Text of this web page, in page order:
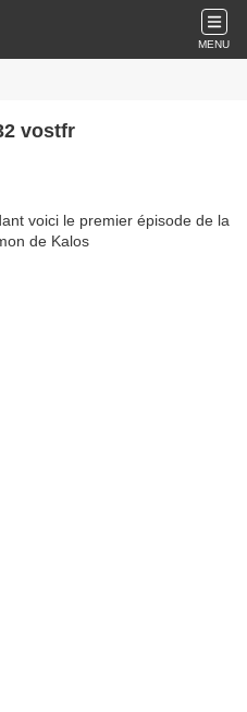
MENU
vostfr
voici le premier épisode de la
de Kalos